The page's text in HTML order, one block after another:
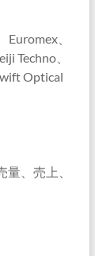
、
Techno、
Optical
、売上、